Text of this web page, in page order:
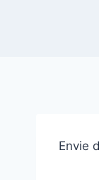
Envie